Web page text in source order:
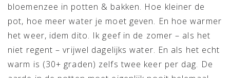
bloemenzee in potten & bakken. Hoe kleiner de
pot, hoe meer water je moet geven. En hoe warmer
het weer, idem dito. Ik geef in de zomer – als het
niet regent – vrijwel dagelijks water. En als het echt
warm is (30+ graden) zelfs twee keer per dag. De